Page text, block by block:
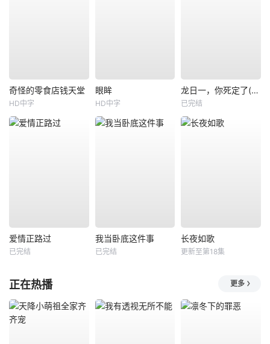
奇怪的零食店钱天堂
HD中字
眼眸
HD中字
龙日一，你死定了(短剧)
已完结
爱情正路过
已完结
我当卧底这件事
已完结
长夜如歌
更新至第18集
正在热播 更多